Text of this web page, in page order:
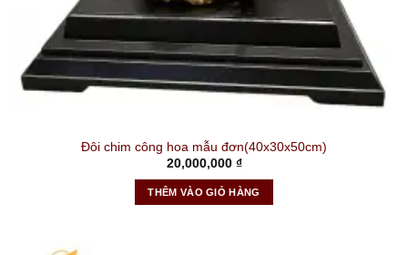
Đôi chim công hoa mẫu đơn(40x30x50cm)
20,000,000 ₫
THÊM VÀO GIỎ HÀNG